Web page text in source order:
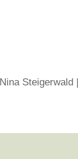
Nina Steigerwald